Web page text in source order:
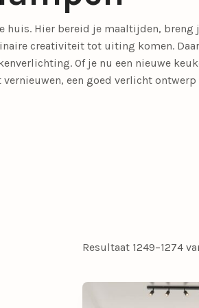
Opbouwspots
Lampenvoeten
Leeslampen
Smart lichtbronnen
Fauteuils Kasten
huis. Hier bereid je maaltijden,
creativiteit tot uiting komen.
. Of je nu een nieuwe
een goed verlicht ontwerp
Resultaat 1249–1274